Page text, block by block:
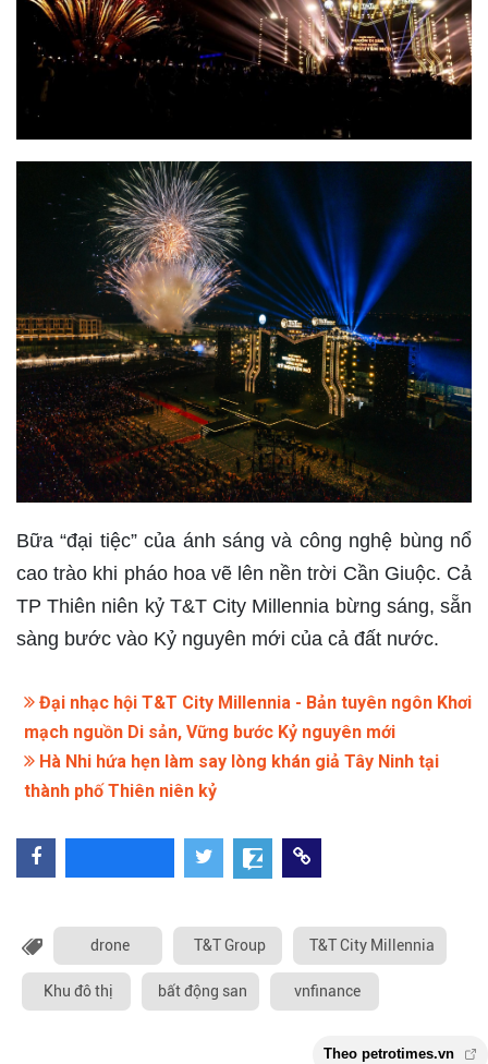
Bữa “đại tiệc” của ánh sáng và công nghệ bùng nổ
cao trào khi pháo hoa vẽ lên nền trời Cần Giuộc. Cả
TP Thiên niên kỷ T&T City Millennia bừng sáng, sẵn
sàng bước vào Kỷ nguyên mới của cả đất nước.
Đại nhạc hội T&T City Millennia - Bản tuyên ngôn Khơi
mạch nguồn Di sản, Vững bước Kỷ nguyên mới
Hà Nhi hứa hẹn làm say lòng khán giả Tây Ninh tại
thành phố Thiên niên kỷ
drone T&T Group T&T City Millennia
Khu đô thị bất động san vnfinance